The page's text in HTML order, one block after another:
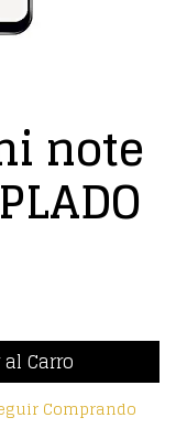
note
Comprando